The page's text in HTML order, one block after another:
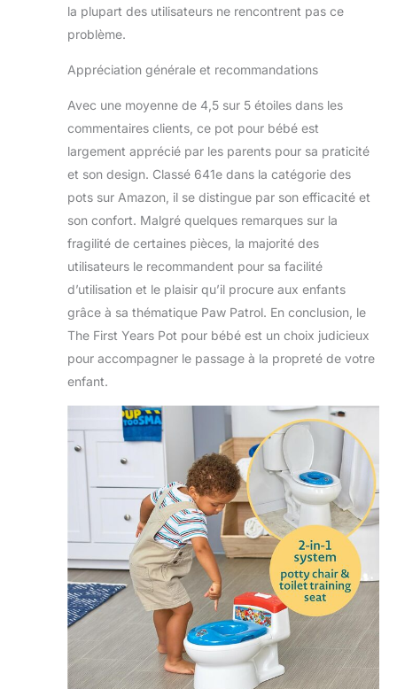
la plupart des utilisateurs ne rencontrent pas ce
problème.
Appréciation générale et recommandations
Avec une moyenne de 4,5 sur 5 étoiles dans les
commentaires clients, ce pot pour bébé est
largement apprécié par les parents pour sa praticité
et son design. Classé 641e dans la catégorie des
pots sur Amazon, il se distingue par son efficacité et
son confort. Malgré quelques remarques sur la
fragilité de certaines pièces, la majorité des
utilisateurs le recommandent pour sa facilité
d’utilisation et le plaisir qu’il procure aux enfants
grâce à sa thématique Paw Patrol. En conclusion, le
The First Years Pot pour bébé est un choix judicieux
pour accompagner le passage à la propreté de votre
enfant.